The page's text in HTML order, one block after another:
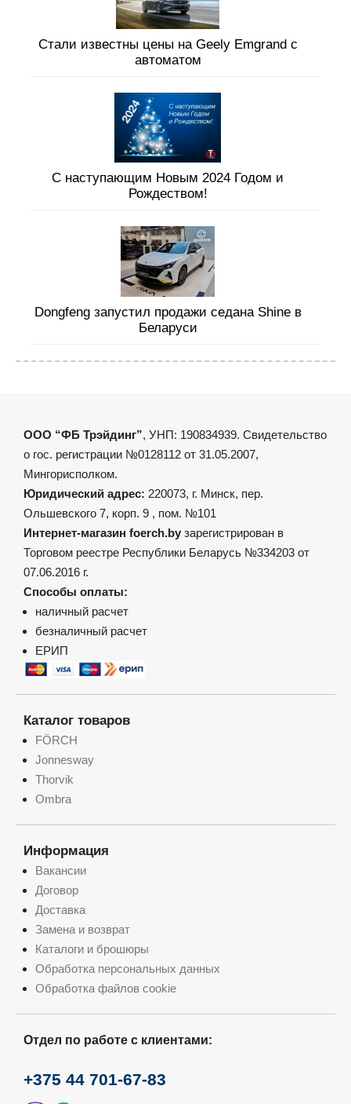
Стали известны цены на Geely Emgrand с
автоматом
С наступающим Новым 2024 Годом и
Рождеством!
Dongfeng запустил продажи седана Shine в
Беларуси
ООО “ФБ Трэйдинг”, УНП: 190834939. Свидетельство
о гос. регистрации №0128112 от 31.05.2007,
Мингорисполком.
Юридический адрес: 220073, г. Минск, пер.
Ольшевского 7, корп. 9 , пом. №101
Интернет-магазин foerch.by зарегистрирован в
Торговом реестре Республики Беларусь №334203 от
07.06.2016 г.
Способы оплаты:
наличный расчет
безналичный расчет
ЕРИП
Каталог товаров
FÖRCH
Jonnesway
Thorvik
Ombra
Информация
Вакансии
Договор
Доставка
Замена и возврат
Каталоги и брошюры
Обработка персональных данных
Обработка файлов cookie
Отдел по работе с клиентами:
+375 44 701-67-83